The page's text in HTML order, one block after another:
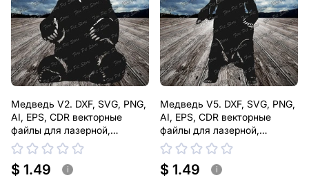
Медведь V2. DXF, SVG, PNG,
AI, EPS, CDR векторные
файлы для лазерной,
плазменной резки
$ 1.49 i
Медведь V5. DXF, SVG, PNG,
AI, EPS, CDR векторные
файлы для лазерной,
плазменной резки
$ 1.49 i